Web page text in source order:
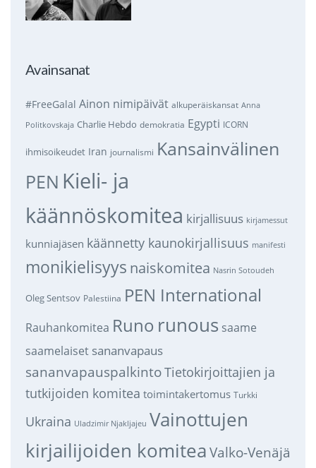
Avainsanat
#FreeGalal Ainon nimipäivät alkuperäiskansat Anna
Politkovskaja Charlie Hebdo demokratia Egypti ICORN
ihmisoikeudet Iran journalismi Kansainvälinen
PEN Kieli- ja
käännöskomitea kirjallisuus kirjamessut
kunniajäsen käännetty kaunokirjallisuus manifesti
monikielisyys naiskomitea Nasrin Sotoudeh
Oleg Sentsov Palestiina PEN International
Rauhankomitea Runo runous saame
saamelaiset sananvapaus
sananvapauspalkintoTietokirjoittajien ja
tutkijoiden komitea toimintakertomus Turkki
Ukraina Uladzimir Njakljajeu Vainottujen
kirjailijoiden komitea Valko-Venäjä